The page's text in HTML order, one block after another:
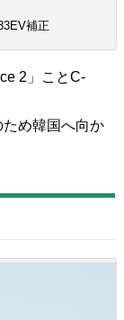
補正
2」ことC-
め韓国へ向か